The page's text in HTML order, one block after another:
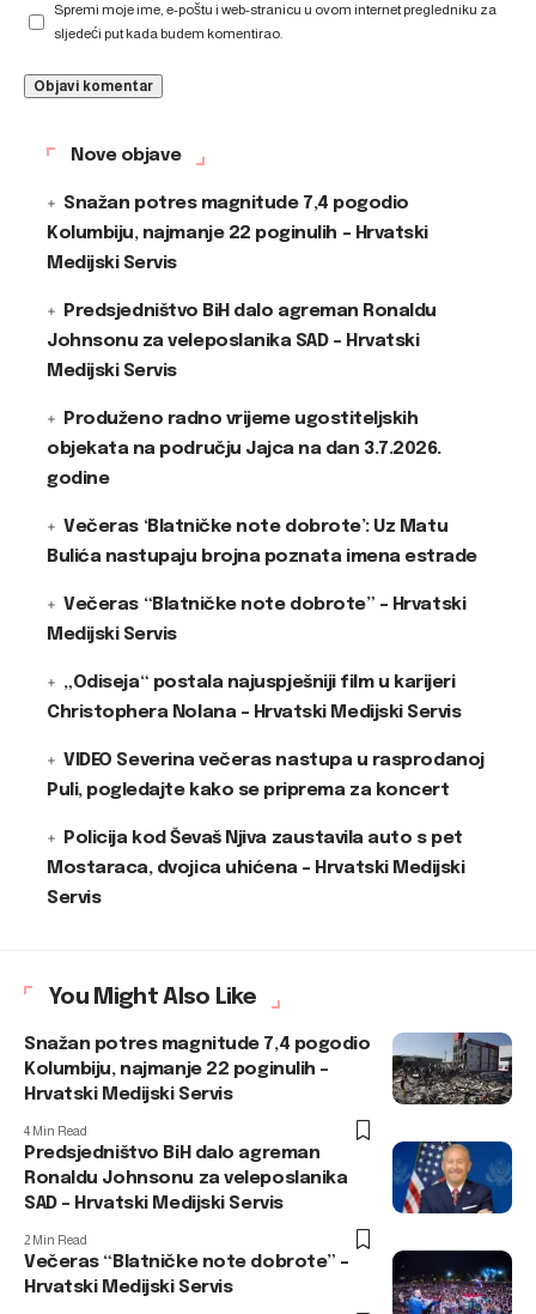
Spremi moje ime, e-poštu i web-stranicu u ovom internet pregledniku za
sljedeći put kada budem komentirao.
Nove objave
Snažan potres magnitude 7,4 pogodio
Kolumbiju, najmanje 22 poginulih – Hrvatski
Medijski Servis
Predsjedništvo BiH dalo agreman Ronaldu
Johnsonu za veleposlanika SAD – Hrvatski
Medijski Servis
Produženo radno vrijeme ugostiteljskih
objekata na području Jajca na dan 3.7.2026.
godine
Večeras ‘Blatničke note dobrote’: Uz Matu
Bulića nastupaju brojna poznata imena estrade
Večeras “Blatničke note dobrote” – Hrvatski
Medijski Servis
„Odiseja“ postala najuspješniji film u karijeri
Christophera Nolana – Hrvatski Medijski Servis
VIDEO Severina večeras nastupa u rasprodanoj
Puli, pogledajte kako se priprema za koncert
Policija kod Ševaš Njiva zaustavila auto s pet
Mostaraca, dvojica uhićena – Hrvatski Medijski
Servis
You Might Also Like
Snažan potres magnitude 7,4 pogodio
Kolumbiju, najmanje 22 poginulih –
Hrvatski Medijski Servis
4 Min Read
Predsjedništvo BiH dalo agreman
Ronaldu Johnsonu za veleposlanika
SAD – Hrvatski Medijski Servis
2 Min Read
Večeras “Blatničke note dobrote” –
Hrvatski Medijski Servis